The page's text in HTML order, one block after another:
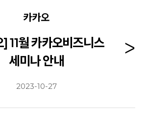
카카오
11월 카카오비즈니스
세미나 안내
2023-10-27